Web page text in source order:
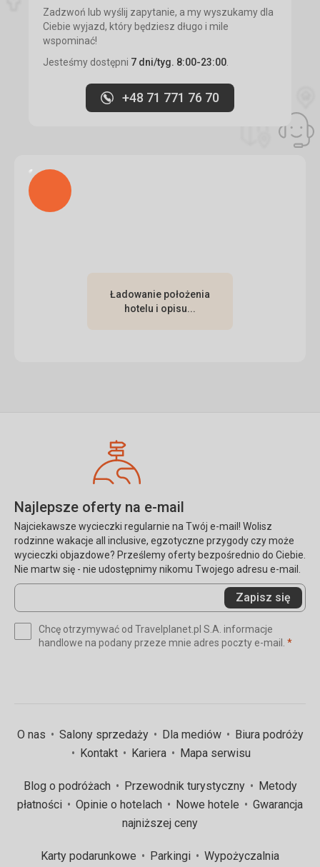
miasto Klek, gdzie można usiąść w wielu miejscach. Ceny
są porównywalne.
Zakwaterowanie
Apartament jest solidnie zabezpieczony, z klimatyzacją,
dużym tarasem, ma dwie oddzielne sypialnie i sofę w
kuchni. Jest dobrze dostępny, parking obok domu i bardzo
Zadzwoń lub wyślij zapytanie, a my wyszukamy dla
Ciebie wyjazd, który będziesz długo i mile
wspominać!
Jesteśmy dostępni 7 dni/tyg. 8:00-23:00
+48 71 771 76 70
Ładuję
Ładowanie położenia
hotelu i opisu...
Najlepsze oferty na e-mail
Najciekawsze wycieczki regularnie na Twój e-mail! Wolisz
rodzinne wakacje all inclusive, egzotyczne przygody czy może
wycieczki objazdowe? Prześlemy oferty bezpośrednio do Ciebie.
Nie martw się - nie udostępnimy nikomu Twojego adresu e-mail.
Wprowadź
swój
(wymagane)
Zapisz się
Chcę otrzymywać od Travelplanet.pl S.A. informacje
handlowe na podany przeze mnie adres poczty e-mail. *
O nas Salony sprzedaży Dla mediów
Biura podróży
Kontakt
Kariera Mapa serwisu
Blog o podróżach Przewodnik turystyczny
Metody
płatności
Opinie o hotelach Nowe hotele
Gwarancja
najniższej ceny
Karty podarunkowe Parkingi
Wypożyczalnia